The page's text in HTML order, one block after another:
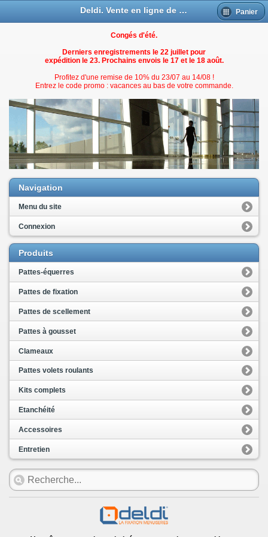
Deldi. Vente en ligne de fixations pour menuiseries Panier
Congés d'été.
Derniers enregistrements le 22 juillet pour
expédition le 23. Prochains envois le 17 et le 18 août.
Profitez d'une remise de 10% du 23/07 au 14/08 !
Entrez le code promo : vacances au bas de votre commande.
Navigation
Menu du site
Connexion
Produits
Pattes-équerres
Pattes de fixation
Pattes de scellement
Pattes à gousset
Clameaux
Pattes volets roulants
Kits complets
Etanchéité
Accessoires
Entretien